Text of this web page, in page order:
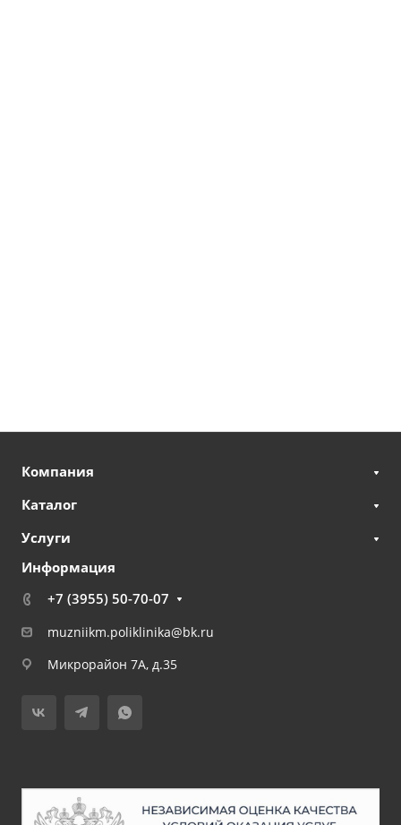
Компания
Каталог
Услуги
Информация
+7 (3955) 50-70-07
muzniikm.poliklinika@bk.ru
Микрорайон 7А, д.35